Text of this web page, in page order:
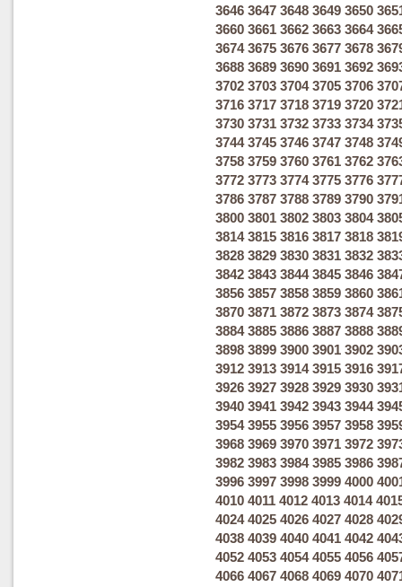
3646 3647 3648 3649 3650
3660 3661 3662 3663 3664
3674 3675 3676 3677 3678
3688 3689 3690 3691 3692
3702 3703 3704 3705 3706
3716 3717 3718 3719 3720
3730 3731 3732 3733 3734
3744 3745 3746 3747 3748
3758 3759 3760 3761 3762
3772 3773 3774 3775 3776
3786 3787 3788 3789 3790
3800 3801 3802 3803 3804
3814 3815 3816 3817 3818
3828 3829 3830 3831 3832
3842 3843 3844 3845 3846
3856 3857 3858 3859 3860
3870 3871 3872 3873 3874
3884 3885 3886 3887 3888
3898 3899 3900 3901 3902
3912 3913 3914 3915 3916
3926 3927 3928 3929 3930
3940 3941 3942 3943 3944
3954 3955 3956 3957 3958
3968 3969 3970 3971 3972
3982 3983 3984 3985 3986
3996 3997 3998 3999 4000
4010 4011 4012 4013 4014
4024 4025 4026 4027 4028
4038 4039 4040 4041 4042
4052 4053 4054 4055 4056
4066 4067 4068 4069 4070